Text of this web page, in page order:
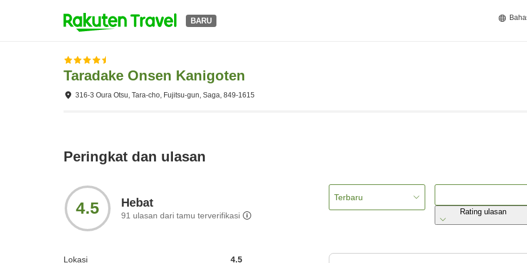
BARU
Taradake Onsen Kanigoten
316-3 Oura Otsu, Tara-cho, Fujitsu-gun, Saga, 849-1615
Peringkat dan ulasan
4.5 Hebat
91 ulasan dari tamu terverifikasi
Lokasi 4.5
Terbaru
Rating ulasan